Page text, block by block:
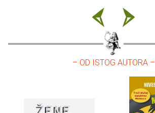
– OD ISTOG AUTORA –